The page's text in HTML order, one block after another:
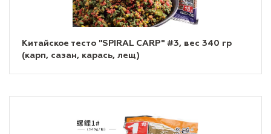
Китайское тесто "SPIRAL CARP" #3, вес 340 гр
(карп, сазан, карась, лещ)